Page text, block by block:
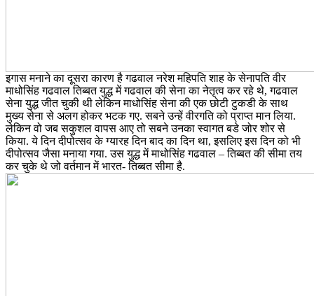
इगास मनाने का दूसरा कारण है गढवाल नरेश महिपति शाह के सेनापति वीर
माधोसिंह गढवाल तिब्बत युद्ध में गढवाल की सेना का नेतृत्व कर रहे थे, गढवाल
सेना युद्ध जीत चुकी थी लेकिन माधोसिंह सेना की एक छोटी टुकडी के साथ
मुख्य सेना से अलग होकर भटक गए. सबने उन्हें वीरगति को प्राप्त मान लिया.
लेकिन वो जब सकुशल वापस आए तो सबने उनका स्वागत बडे जोर शोर से
किया. ये दिन दीपोत्सव के ग्यारह दिन बाद का दिन था, इसलिए इस दिन को भी
दीपोत्सव जैसा मनाया गया. उस युद्ध में माधोसिंह गढवाल – तिब्बत की सीमा तय
कर चुके थे जो वर्तमान में भारत- तिब्बत सीमा है.